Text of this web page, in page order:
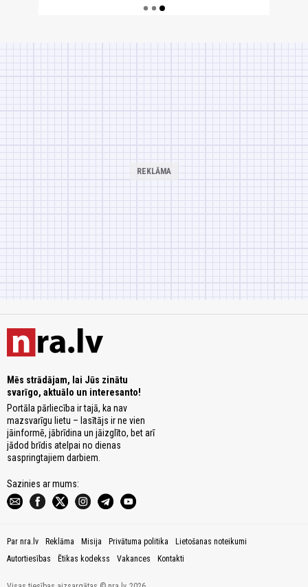
Mēs strādājam, lai Jūs zinātu
svarīgo, aktuālo un interesanto!
Portāla pārliecība ir tajā, ka nav
mazsvarīgu lietu – lasītājs ir ne vien
jāinformē, jābrīdina un jāizglīto, bet arī
jādod brīdis atelpai no dienas
saspringtajiem darbiem.
Sazinies ar mums:
Par nra.lv Reklāma Misija Privātuma politika
Lietošanas noteikumi
Autortiesības
Ētikas kodekss Vakances Kontakti